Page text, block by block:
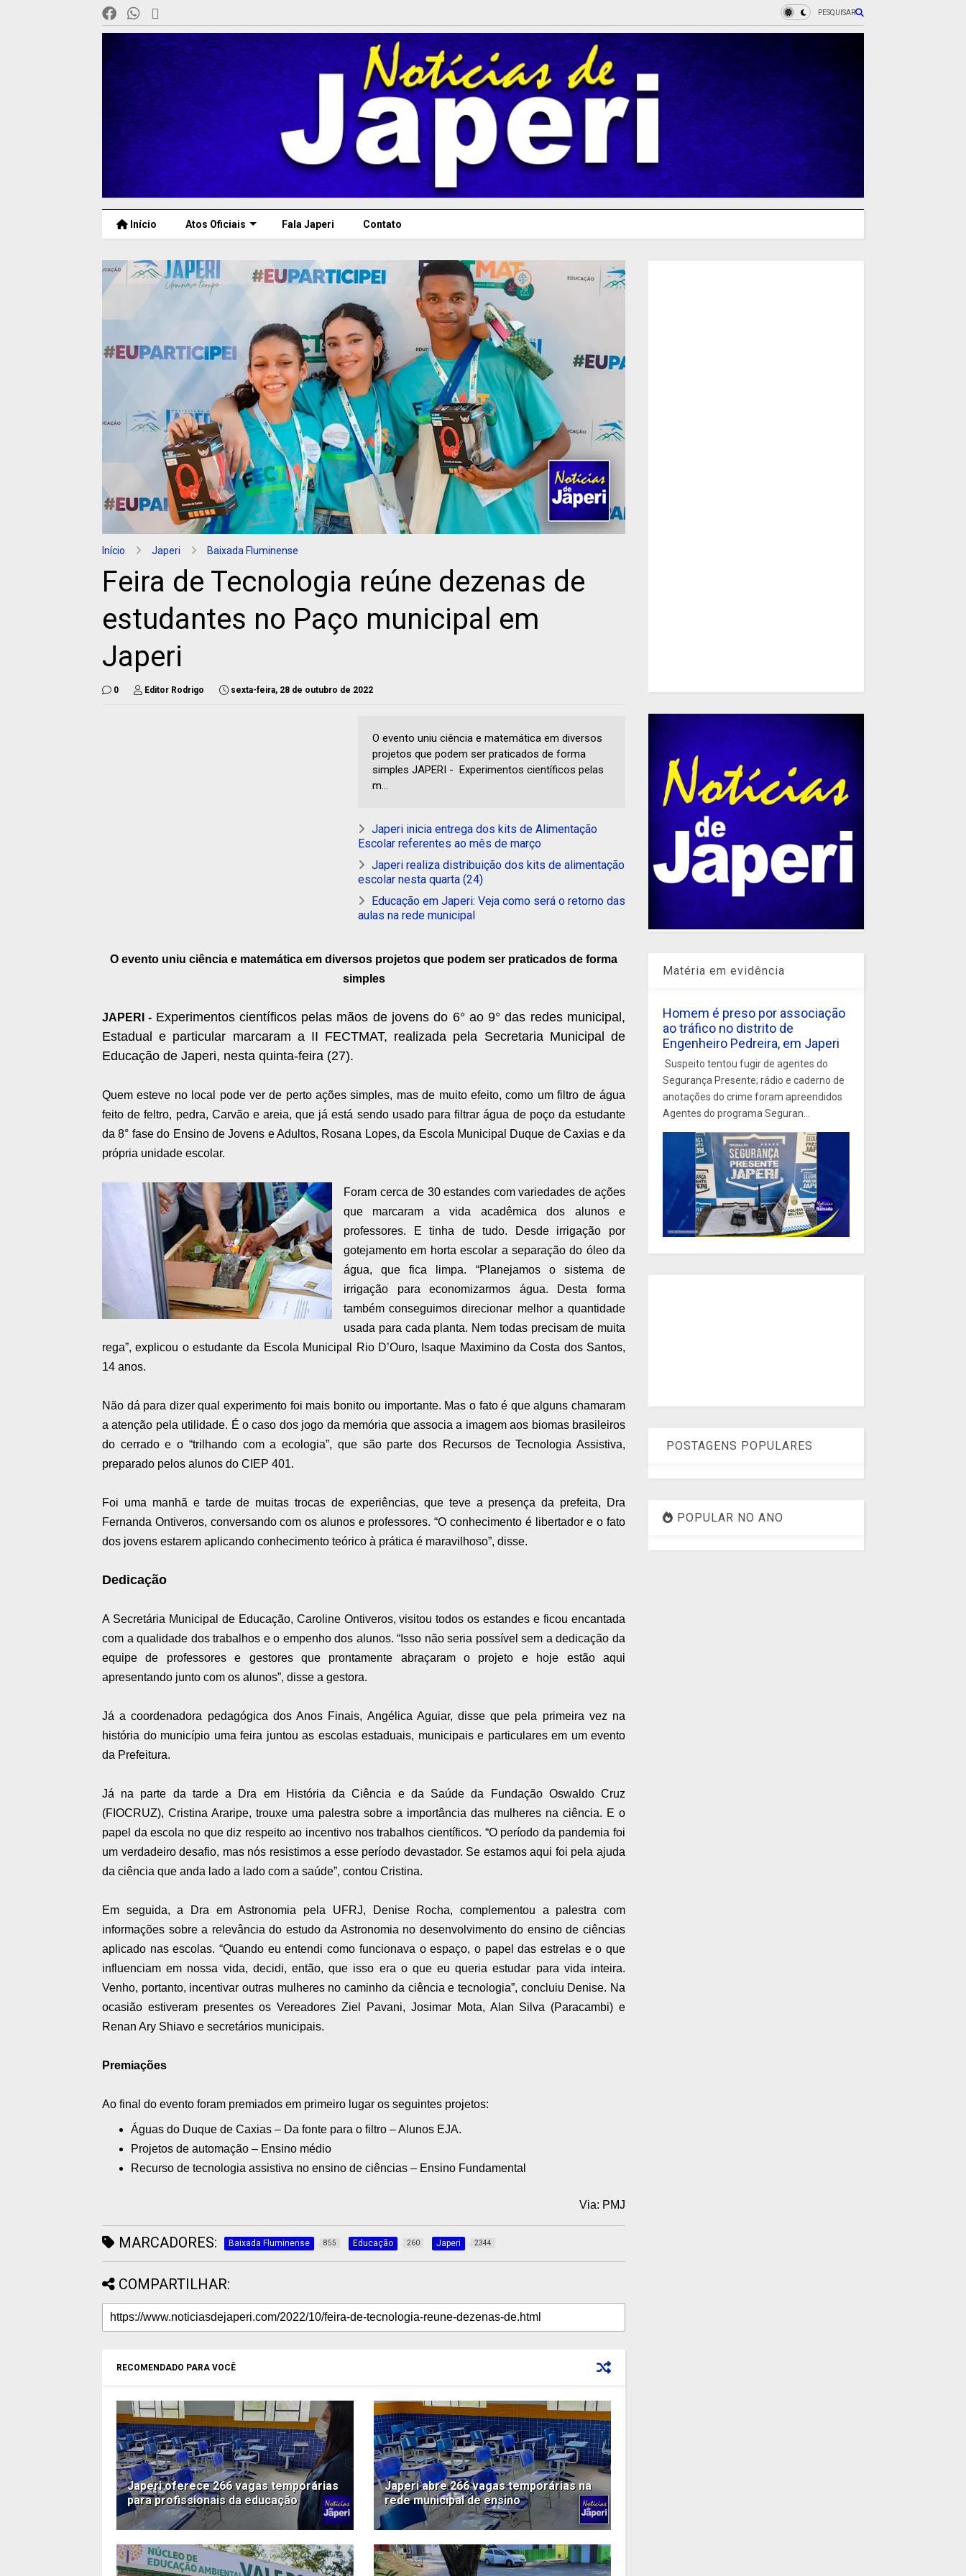
PESQUISAR
Início Atos Oficiais Fala Japeri Contato
Início Japeri Baixada Fluminense
Feira de Tecnologia reúne dezenas de
estudantes no Paço municipal em
Japeri
0 Editor Rodrigo sexta-feira, 28 de outubro de 2022
O evento uniu ciência e matemática em diversos
projetos que podem ser praticados de forma
simples JAPERI - Experimentos científicos pelas
m...
Japeri inicia entrega dos kits de Alimentação
Escolar referentes ao mês de março
Japeri realiza distribuição dos kits de alimentação
escolar nesta quarta (24)
Educação em Japeri: Veja como será o retorno das
aulas na rede municipal
O evento uniu ciência e matemática em diversos projetos que podem ser praticados de forma
simples
JAPERI - Experimentos científicos pelas mãos de jovens do 6° ao 9° das redes municipal,
Estadual e particular marcaram a II FECTMAT, realizada pela Secretaria Municipal de
Educação de Japeri, nesta quinta-feira (27).
Quem esteve no local pode ver de perto ações simples, mas de muito efeito, como um filtro de água
feito de feltro, pedra, Carvão e areia, que já está sendo usado para filtrar água de poço da estudante
da 8° fase do Ensino de Jovens e Adultos, Rosana Lopes, da Escola Municipal Duque de Caxias e da
própria unidade escolar.
Foram cerca de 30 estandes com variedades de ações
que marcaram a vida acadêmica dos alunos e
professores. E tinha de tudo. Desde irrigação por
gotejamento em horta escolar a separação do óleo da
água, que fica limpa. “Planejamos o sistema de
irrigação para economizarmos água. Desta forma
também conseguimos direcionar melhor a quantidade
usada para cada planta. Nem todas precisam de muita
rega”, explicou o estudante da Escola Municipal Rio D’Ouro, Isaque Maximino da Costa dos Santos,
14 anos.
Não dá para dizer qual experimento foi mais bonito ou importante. Mas o fato é que alguns chamaram
a atenção pela utilidade. É o caso dos jogo da memória que associa a imagem aos biomas brasileiros
do cerrado e o “trilhando com a ecologia”, que são parte dos Recursos de Tecnologia Assistiva,
preparado pelos alunos do CIEP 401.
Foi uma manhã e tarde de muitas trocas de experiências, que teve a presença da prefeita, Dra
Fernanda Ontiveros, conversando com os alunos e professores. “O conhecimento é libertador e o fato
dos jovens estarem aplicando conhecimento teórico à prática é maravilhoso”, disse.
Dedicação
A Secretária Municipal de Educação, Caroline Ontiveros, visitou todos os estandes e ficou encantada
com a qualidade dos trabalhos e o empenho dos alunos. “Isso não seria possível sem a dedicação da
equipe de professores e gestores que prontamente abraçaram o projeto e hoje estão aqui
apresentando junto com os alunos”, disse a gestora.
Já a coordenadora pedagógica dos Anos Finais, Angélica Aguiar, disse que pela primeira vez na
história do município uma feira juntou as escolas estaduais, municipais e particulares em um evento
da Prefeitura.
Já na parte da tarde a Dra em História da Ciência e da Saúde da Fundação Oswaldo Cruz
(FIOCRUZ), Cristina Araripe, trouxe uma palestra sobre a importância das mulheres na ciência. E o
papel da escola no que diz respeito ao incentivo nos trabalhos científicos. “O período da pandemia foi
um verdadeiro desafio, mas nós resistimos a esse período devastador. Se estamos aqui foi pela ajuda
da ciência que anda lado a lado com a saúde”, contou Cristina.
Em seguida, a Dra em Astronomia pela UFRJ, Denise Rocha, complementou a palestra com
informações sobre a relevância do estudo da Astronomia no desenvolvimento do ensino de ciências
aplicado nas escolas. “Quando eu entendi como funcionava o espaço, o papel das estrelas e o que
influenciam em nossa vida, decidi, então, que isso era o que eu queria estudar para vida inteira.
Venho, portanto, incentivar outras mulheres no caminho da ciência e tecnologia”, concluiu Denise. Na
ocasião estiveram presentes os Vereadores Ziel Pavani, Josimar Mota, Alan Silva (Paracambi) e
Renan Ary Shiavo e secretários municipais.
Premiações
Ao final do evento foram premiados em primeiro lugar os seguintes projetos:
Águas do Duque de Caxias – Da fonte para o filtro – Alunos EJA.
Projetos de automação – Ensino médio
Recurso de tecnologia assistiva no ensino de ciências – Ensino Fundamental
Via: PMJ
MARCADORES: Baixada Fluminense 855 Educação 260 Japeri 2344
COMPARTILHAR:
RECOMENDADO PARA VOCÊ
Japeri oferece 266 vagas temporárias
para profissionais da educação
Japeri abre 266 vagas temporárias na
rede municipal de ensino
Matéria em evidência
Homem é preso por associação
ao tráfico no distrito de
Engenheiro Pedreira, em Japeri
Suspeito tentou fugir de agentes do
Segurança Presente; rádio e caderno de
anotações do crime foram apreendidos
Agentes do programa Seguran...
POSTAGENS POPULARES
POPULAR NO ANO